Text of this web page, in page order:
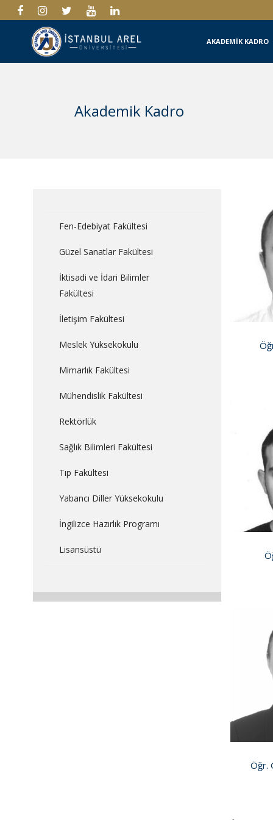
AKADEMİK KADRO
Akademik Kadro
Fen-Edebiyat Fakültesi
Güzel Sanatlar Fakültesi
İktisadi ve İdari Bilimler
Fakültesi
İletişim Fakültesi
Meslek Yüksekokulu
Mimarlık Fakültesi
Mühendislik Fakültesi
Rektörlük
Sağlık Bilimleri Fakültesi
Tıp Fakültesi
Yabancı Diller Yüksekokulu
İngilizce Hazırlık Programı
Lisansüstü
Öğr.